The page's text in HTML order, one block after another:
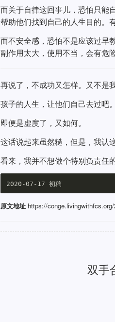
而关于自律这回事儿，恐怕只能
帮助他们找到自己的人生目的。
而不安全感，恐怕不是应该过早
副作用太大，使用不当，会有危险
再说了，不成功又怎样。又不是
孩子的人生，让他们自己去过吧。
即便是虚度了，又如何。
这话说起来虽然糙，但是，我认
看来，我并不想做个特别负责任
原文地址 https://
双手